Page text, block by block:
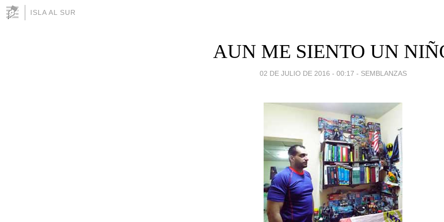
ISLA AL SUR
AUN ME SIENTO UN
02 DE JULIO DE 2016 - 00:17 - SEMBLANZAS